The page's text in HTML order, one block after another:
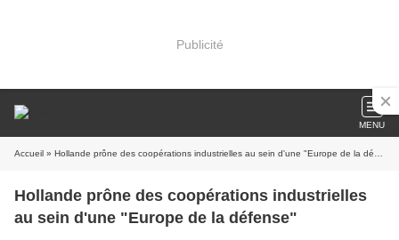
Publicité
MENU
Accueil » Hollande prône des coopérations industrielles au sein d'une "Europe de la défense"
Hollande prône des coopérations industrielles
au sein d'une "Europe de la défense"